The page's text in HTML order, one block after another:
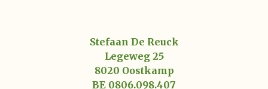
Stefaan De Reuck
Legeweg 25
8020 Oostkamp
BE 0806.098.407